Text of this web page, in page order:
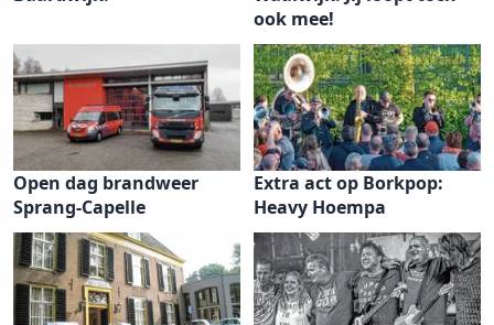
ook mee!
Open dag brandweer
Sprang-Capelle
Extra act op Borkpop:
Heavy Hoempa